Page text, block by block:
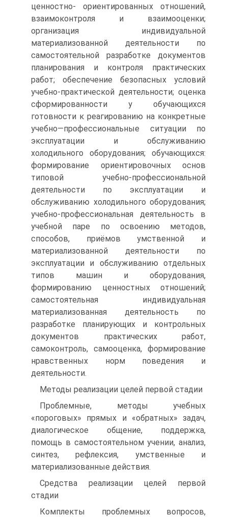
ценностно- ориентированных отношений,
взаимоконтроля и взаимооценки;
организация индивидуальной
материализованной деятельности по
самостоятельной разработке документов
планирования и контроля практических
работ; обеспечение безопасных условий
учебно-практической деятельности; оценка
сформированности у обучающихся
готовности к реагированию на конкретные
учебно—профессиональные ситуации по
эксплуатации и обслуживанию
холодильного оборудования; обучающихся:
формирование ориентировочных основ
типовой учебно-профессиональной
деятельности по эксплуатации и
обслуживанию холодильного оборудования;
учебно-профессиональная деятельность в
учебной паре по освоению методов,
способов, приёмов умственной и
материализованной деятельности по
эксплуатации и обслуживанию отдельных
типов машин и оборудования,
формированию ценностных отношений;
самостоятельная индивидуальная
материализованная деятельность по
разработке планирующих и контрольных
документов практических работ,
самоконтроль, самооценка, формирование
нравственных норм поведения и
деятельности.
Методы реализации целей первой стадии
Проблемные, методы учебных
«пороговых» прямых и «обратных» задач,
диалогическое общение, поддержка,
помощь в самостоятельном учении, анализ,
синтез, рефлексия, умственные и
материализованные действия.
Средства реализации целей первой
стадии
Комплекты проблемных вопросов,